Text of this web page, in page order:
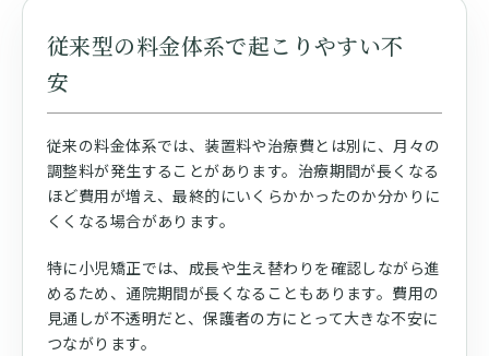
従来型の料金体系で起こりやすい不
安
従来の料金体系では、装置料や治療費とは別に、月々の
調整料が発生することがあります。治療期間が長くなる
ほど費用が増え、最終的にいくらかかったのか分かりに
くくなる場合があります。
特に小児矯正では、成長や生え替わりを確認しながら進
めるため、通院期間が長くなることもあります。費用の
見通しが不透明だと、保護者の方にとって大きな不安に
つながります。